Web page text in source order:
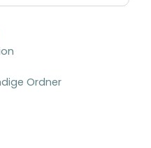
Ordner